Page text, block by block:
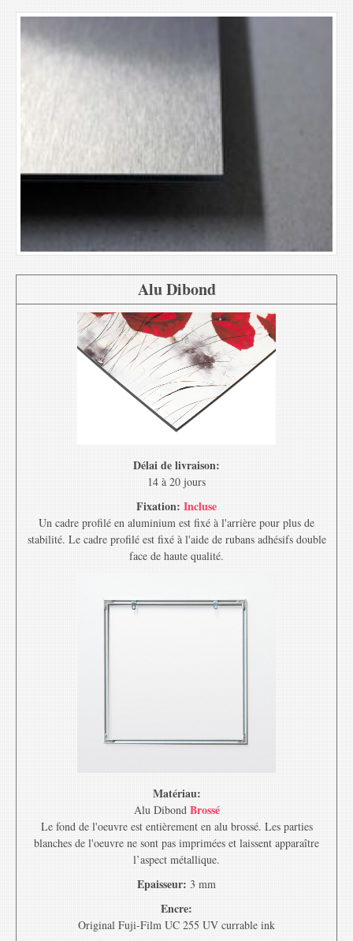
Alu Dibond
Délai de livraison:
14 à 20 jours
Fixation: Incluse
Un cadre profilé en aluminium est fixé à l'arrière pour plus de
stabilité. Le cadre profilé est fixé à l'aide de rubans adhésifs double
face de haute qualité.
Matériau:
Alu Dibond Brossé
Le fond de l'oeuvre est entièrement en alu brossé. Les parties
blanches de l'oeuvre ne sont pas imprimées et laissent apparaître
l’aspect métallique.
Epaisseur: 3 mm
Encre:
Original Fuji-Film UC 255 UV currable ink